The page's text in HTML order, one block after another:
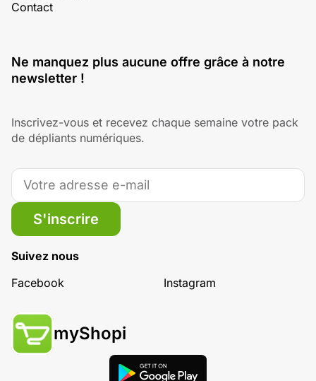
Contact
Ne manquez plus aucune offre grâce à notre
newsletter !
Inscrivez-vous et recevez chaque semaine votre pack
de dépliants numériques.
S'inscrire
Suivez nous
Facebook
Instagram
myShopi